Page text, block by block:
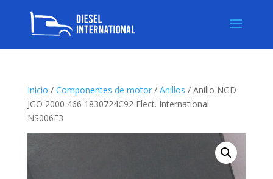
Inicio / Componentes de motor/ Anillos / Anillo NGD
JGO 2000 466 1830724C92 Elect. International
NS006E3